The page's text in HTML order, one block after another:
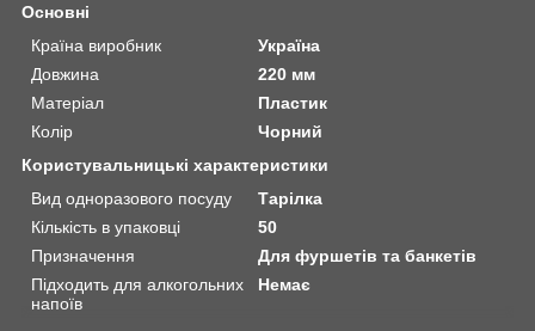
Основні
Країна виробник
Україна
Довжина
220 мм
Матеріал
Пластик
Колір
Чорний
Користувальницькі характеристики
Вид одноразового посуду
Тарілка
Кількість в упаковці
50
Призначення
Для фуршетів та банкетів
Підходить для алкогольних
напоїв
Немає